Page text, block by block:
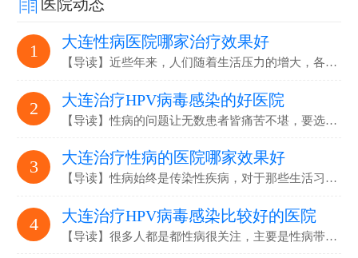
医院动态
1 大连性病医院哪家治疗效果好
【导读】近些年来，人们随着生活压力的增大，各…
2 大连治疗HPV病毒感染的好医院
【导读】性病的问题让无数患者皆痛苦不堪，要选…
3 大连治疗性病的医院哪家效果好
【导读】性病始终是传染性疾病，对于那些生活习…
4 大连治疗HPV病毒感染比较好的医院
【导读】很多人都是都性病很关注，主要是性病带…